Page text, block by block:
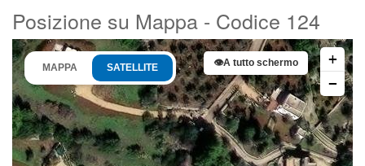
Posizione su Mappa - Codice 124
MAPPA SATELLITE 👁A tutto schermo
+
−